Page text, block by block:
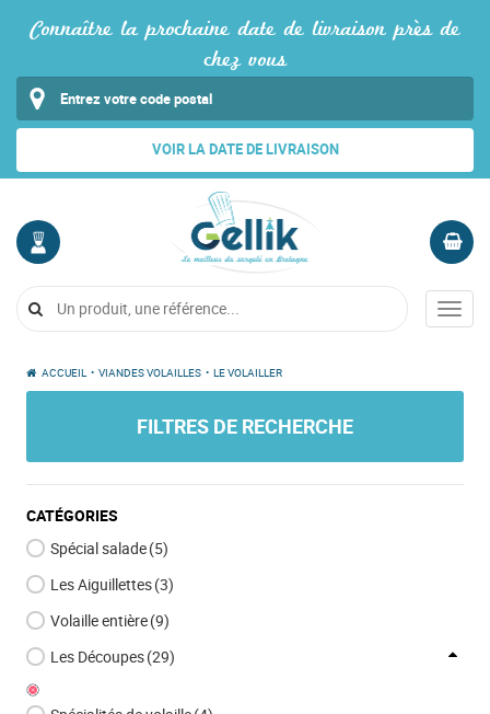
Connaître la prochaine date de livraison près de
chez vous
VOIR LA DATE DE LIVRAISON
COMPTE
Me
Vide
Menu
ACCUEIL • VIANDES VOLAILLES • LE VOLAILLER
FILTRES DE RECHERCHE
CATÉGORIES
Spécial salade(5)
Les Aiguillettes(3)
Volaille entière(9)
Les Découpes(29)